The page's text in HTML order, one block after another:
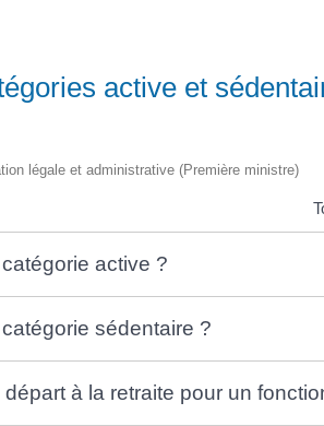
active et
légale et administrative (Première ministre)
active ?
sédentaire ?
à la retraite pour un